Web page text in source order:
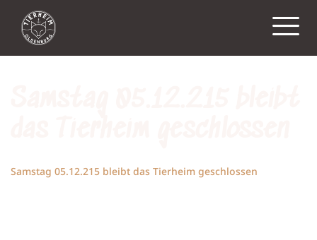
Samstag 05.12.215 bleibt das Tierheim geschlossen